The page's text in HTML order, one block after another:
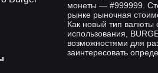
монеты — #999999.
рынке рыночная
Как новый тип валюты
использования,
возможностями для
заинтересовать